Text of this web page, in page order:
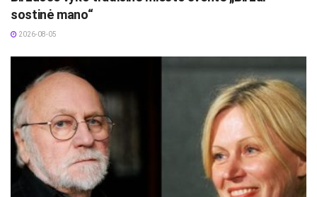
sostinė mano“
2026-08-05